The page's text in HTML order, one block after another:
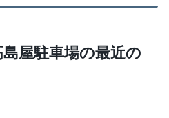
屋駐車場の最近の